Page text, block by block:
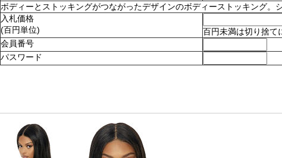
ボディーとストッキングがつながったデザインのボディーストッキング
入札価格
(百円単位)
百円未満は切り捨て
会員番号
パスワード